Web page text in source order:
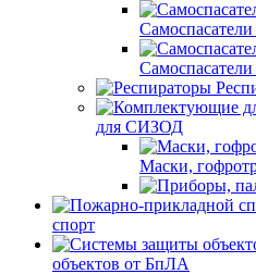
для СИЗОД
Маски,
спорт
объектов от БпЛА